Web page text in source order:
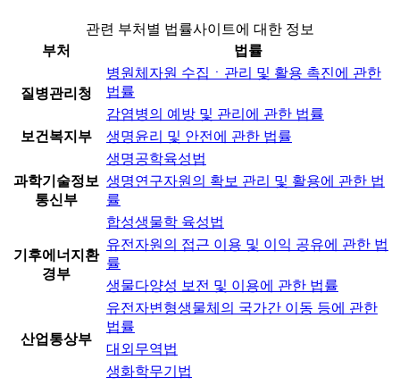
관련 부처별 법률사이트에 대한 정보
부처
법률
질병관리청
병원체자원 수집ㆍ관리 및 활용 촉진에 관한
법률
감염병의 예방 및 관리에 관한 법률
보건복지부
생명윤리 및 안전에 관한 법률
과학기술정보
통신부
생명공학육성법
생명연구자원의 확보 관리 및 활용에 관한 법
률
합성생물학 육성법
기후에너지환
경부
유전자원의 접근 이용 및 이익 공유에 관한 법
률
생물다양성 보전 및 이용에 관한 법률
산업통상부
유전자변형생물체의 국가간 이동 등에 관한
법률
대외무역법
생화학무기법